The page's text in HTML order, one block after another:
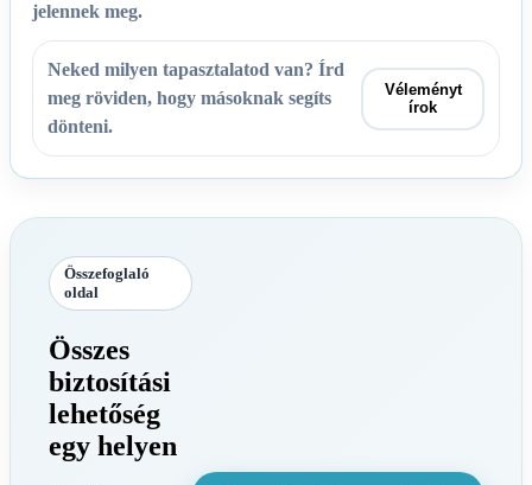
jelennek meg.
Neked milyen tapasztalatod van? Írd
meg röviden, hogy másoknak segíts
dönteni.
Véleményt
írok
Összefoglaló
oldal
Összes
biztosítási
lehetőség
egy helyen